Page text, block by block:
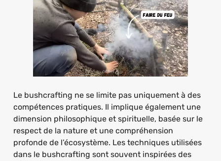
Le bushcrafting ne se limite pas uniquement à des
compétences pratiques. Il implique également une
dimension philosophique et spirituelle, basée sur le
respect de la nature et une compréhension
profonde de l’écosystème. Les techniques utilisées
dans le bushcrafting sont souvent inspirées des